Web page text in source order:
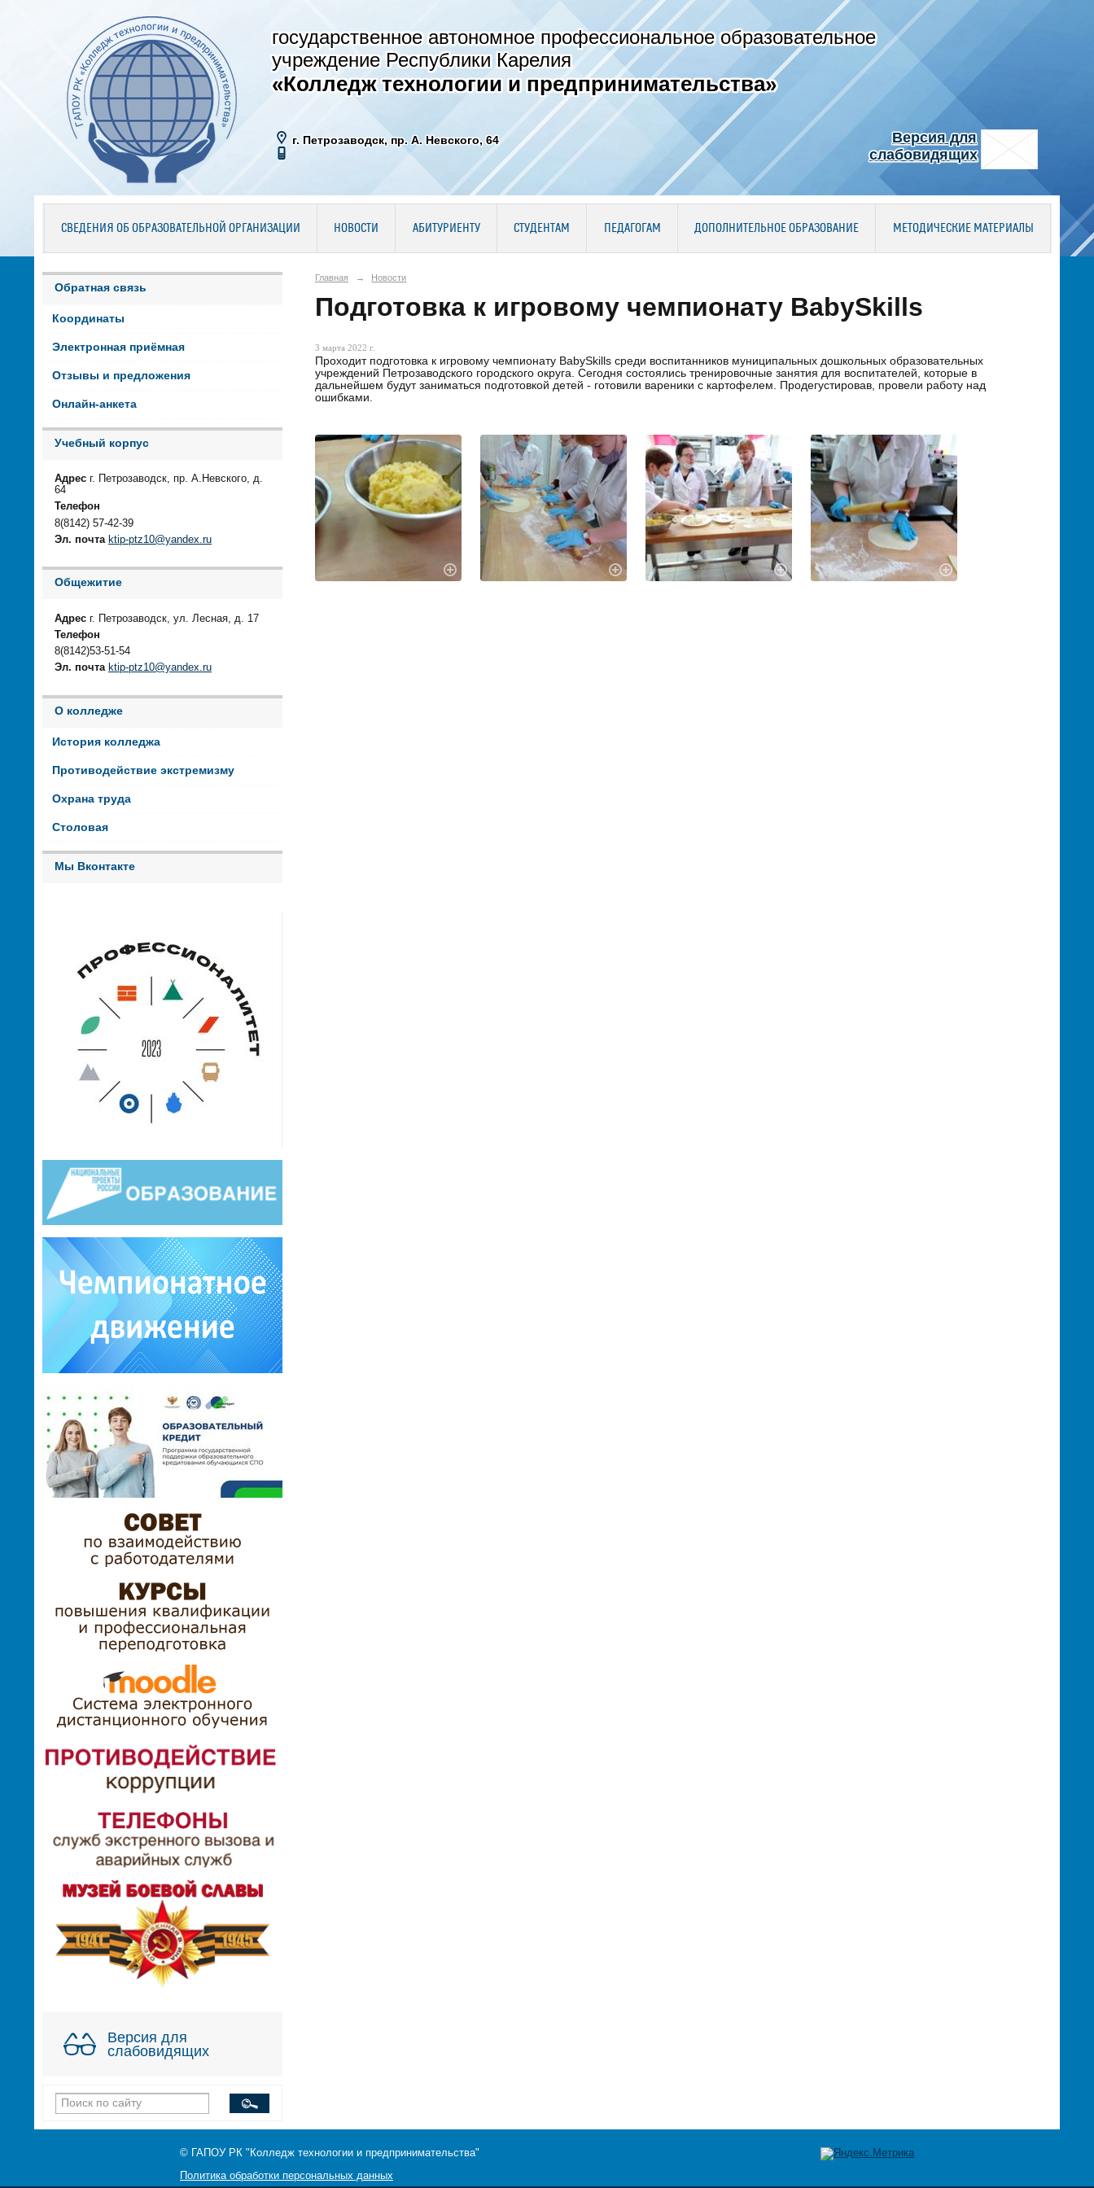
государственное автономное профессиональное образовательное
учреждение Республики Карелия
«Колледж технологии и предпринимательства»
г. Петрозаводск, пр. А. Невского, 64
Версия для
слабовидящих
СВЕДЕНИЯ ОБ ОБРАЗОВАТЕЛЬНОЙ ОРГАНИЗАЦИИ НОВОСТИ АБИТУРИЕНТУ СТУДЕНТАМ ПЕДАГОГАМ ДОПОЛНИТЕЛЬНОЕ ОБРАЗОВАНИЕ МЕТОДИЧЕСКИЕ МАТЕРИАЛЫ
Обратная связь
Координаты
Электронная приёмная
Отзывы и предложения
Онлайн-анкета
Учебный корпус
Адрес г. Петрозаводск, пр. А.Невского, д.
64
Телефон
8(8142) 57-42-39
Эл. почта ktip-ptz10@yandex.ru
Общежитие
Адрес г. Петрозаводск, ул. Лесная, д. 17
Телефон
8(8142)53-51-54
Эл. почта ktip-ptz10@yandex.ru
О колледже
История колледжа
Противодействие экстремизму
Охрана труда
Столовая
Мы Вконтакте
Версия для
слабовидящих
Главная → Новости
Подготовка к игровому чемпионату BabySkills
3 марта 2022 г.
Проходит подготовка к игровому чемпионату BabySkills среди воспитанников муниципальных дошкольных образовательных
учреждений Петрозаводского городского округа. Сегодня состоялись тренировочные занятия для воспитателей, которые в
дальнейшем будут заниматься подготовкой детей - готовили вареники с картофелем. Продегустировав, провели работу над
ошибками.
© ГАПОУ РК "Колледж технологии и предпринимательства"
Политика обработки персональных данных